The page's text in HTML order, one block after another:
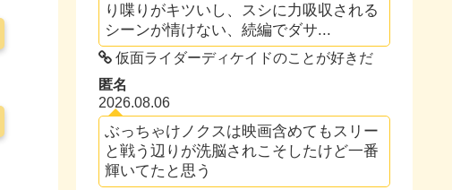
り喋りがキツいし、スシに力吸収される
シーンが情けない、続編でダサ...
仮面ライダーディケイドのことが好きだ
匿名
2026.08.06
ぶっちゃけノクスは映画含めてもスリー
と戦う辺りが洗脳されこそしたけど一番
輝いてたと思う